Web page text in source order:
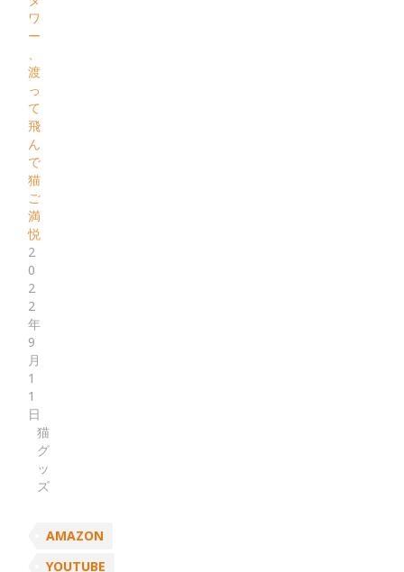
ワ
ー
渡
っ
て
飛
ん
で
猫
ご
満
悦
2
0
2
2
年
9
月
1
1
日
猫
グ
ッ
ズ
AMAZON
YOUTUBE